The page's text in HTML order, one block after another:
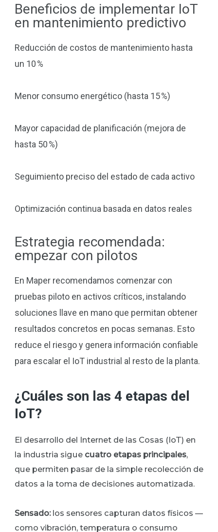
Beneficios de implementar IoT
en mantenimiento predictivo
Reducción de costos de mantenimiento hasta
un 10 %
Menor consumo energético (hasta 15 %)
Mayor capacidad de planificación (mejora de
hasta 50 %)
Seguimiento preciso del estado de cada activo
Optimización continua basada en datos reales
Estrategia recomendada:
empezar con pilotos
En Maper recomendamos comenzar con
pruebas piloto en activos críticos, instalando
soluciones llave en mano que permitan obtener
resultados concretos en pocas semanas. Esto
reduce el riesgo y genera información confiable
para escalar el IoT industrial al resto de la planta.
¿Cuáles son las 4 etapas del
IoT?
El desarrollo del Internet de las Cosas (IoT) en
la industria sigue cuatro etapas principales,
que permiten pasar de la simple recolección de
datos a la toma de decisiones automatizada.
Sensado:los sensores capturan datos físicos —
como vibración, temperatura o consumo